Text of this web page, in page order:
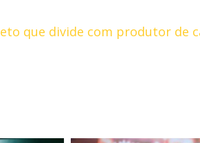
que divide com produtor de